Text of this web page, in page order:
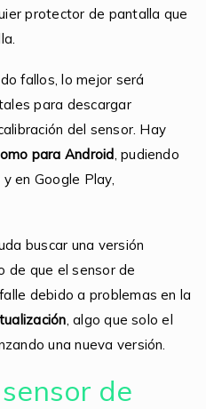
protector de pantalla que
fallos, lo mejor será
para descargar
del sensor. Hay
para Android , pudiendo
en Google Play,
buscar una versión
de que el sensor de
debido a problemas en la
, algo que solo el
una nueva versión.
de